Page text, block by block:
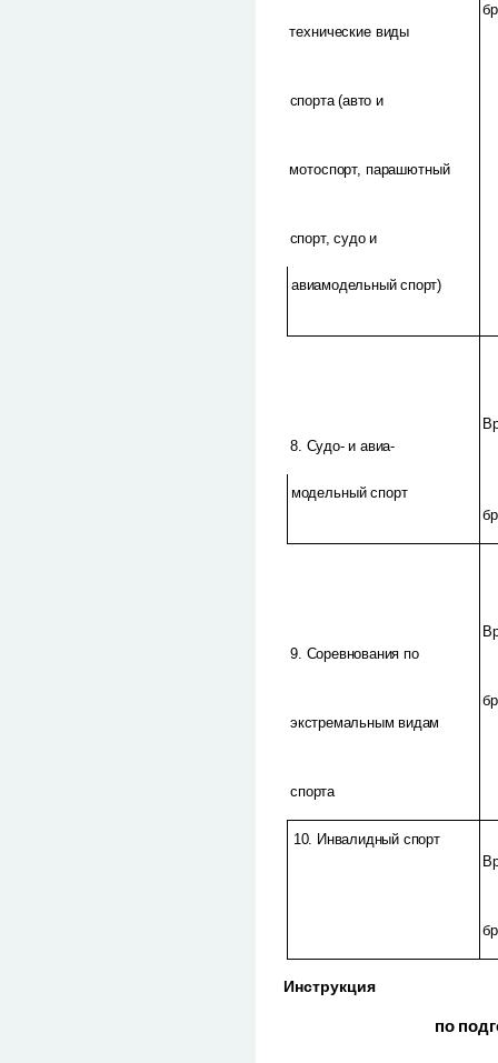
технические виды
спорта (авто и
мотоспорт, парашютный
спорт, судо и
авиамодельный спорт)
8. Судо- и авиа-
модельный спорт
9. Соревнования по
экстремальным видам
спорта
10. Инвалидный спорт
Инструкция
по